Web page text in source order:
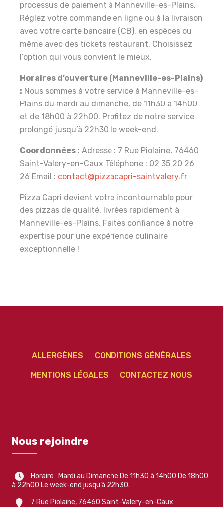
processus de paiement à Manneville-es-Plains.
Réglez votre commande en ligne ou à la livraison
avec votre carte bancaire (CB), en espèces ou
même avec des tickets restaurant. Choisissez
l’option qui vous convient le mieux.
Horaires d’ouverture (Manneville-es-Plains)
: Nous sommes à votre service à Manneville-es-
Plains du mardi au dimanche, de 11h30 à 14h00
et de 18h00 à 22h00. Profitez de notre service
prolongé jusqu’à 22h30 le week-end.
Coordonnées : Adresse : 7 Rue Piolaine, 76460
Saint-Valery-en-Caux Téléphone : 02 35 20 26
26 Email : contact@pizzacapri-saintvalery.fr
Pizza Capri devient votre incontournable pour
des pizzas de qualité, livrées rapidement à
Manneville-es-Plains. Faites confiance à notre
expertise pour une expérience culinaire
exceptionnelle !
ALLERGÈNES CONDITIONS GÉNÉRALES
MENTIONS LÉGALES CONTACTEZ NOUS
Nous rejoindre
Horaire : Mardi au Dimanche De 11h30 à 14h00 De 18h00
à 22h00 Le week-end jusqu’à 22h30.
7 Rue Piolaine, 76460 Saint-Valery-en-Caux